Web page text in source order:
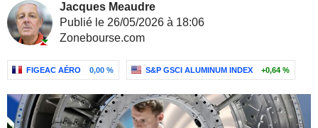
Jacques Meaudre
Publié le 26/05/2026 à 18:06
Zonebourse.com
FIGEAC AÉRO 0,00 % S&P GSCI ALUMINUM INDEX +0,64 %